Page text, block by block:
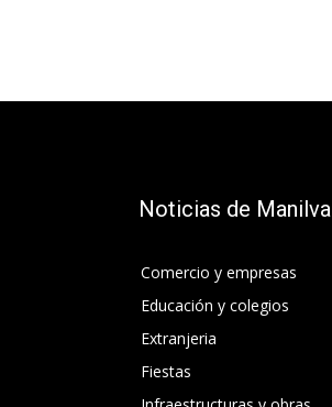
Noticias de Manilva
Comercio y empresas
Educación y colegios
Extranjeria
Fiestas